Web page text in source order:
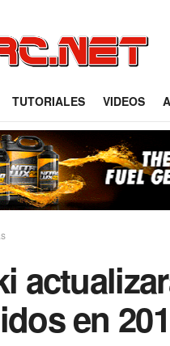
TUTORIALES VIDEOS
en